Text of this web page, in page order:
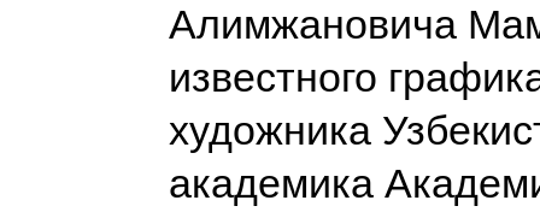
Алимжановича
известного
художника
академика